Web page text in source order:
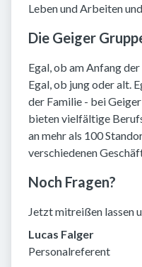
Leben und Arbeiten
Die Geiger
Egal, ob am Anfang
Egal, ob jung oder alt.
der Familie - bei
bieten vielfältige
an mehr als 100
verschiedenen
Noch Fragen?
Jetzt mitreißen lassen
Lucas Falger
Personalreferent